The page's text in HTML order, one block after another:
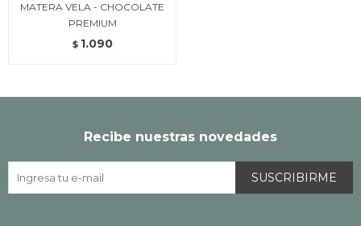
MATERA VELA - CHOCOLATE
PREMIUM
$ 1.090
Recibe nuestras novedades
SUSCRIBIRME